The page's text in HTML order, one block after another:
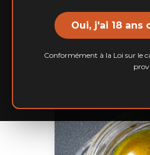
Oui, j'ai 18 ans
Conformément à la Loi sur le